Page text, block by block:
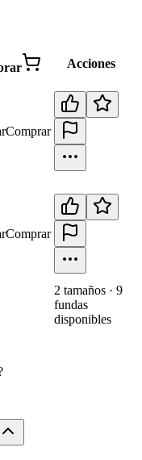
Acciones
Comprar
Comprar
2 tamaños · 9
fundas
disponibles